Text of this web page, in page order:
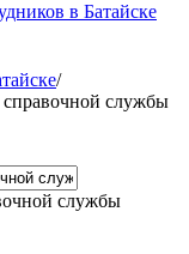
в Батайске
/
справочной службы
службы